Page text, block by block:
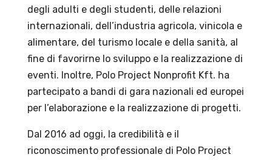
degli adulti e degli studenti, delle relazioni
internazionali, dell’industria agricola, vinicola e
alimentare, del turismo locale e della sanità, al
fine di favorirne lo sviluppo e la realizzazione di
eventi. Inoltre, Polo Project Nonprofit Kft. ha
partecipato a bandi di gara nazionali ed europei
per l’elaborazione e la realizzazione di progetti.
Dal 2016 ad oggi, la credibilità e il
riconoscimento professionale di Polo Project